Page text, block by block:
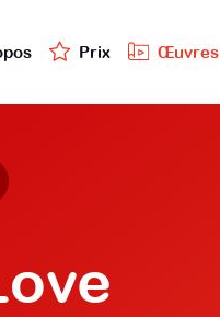
Prix Œuvres